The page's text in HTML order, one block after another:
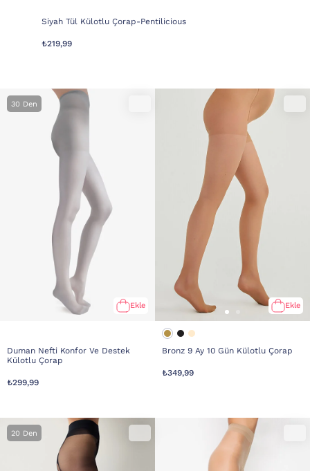
Siyah Tül Külotlu Çorap-Pentilicious
₺219,99
30 Den
Ekle
Duman Nefti Konfor Ve Destek
Külotlu Çorap
₺299,99
Ekle
Bronz 9 Ay 10 Gün Külotlu Çorap
₺349,99
20 Den